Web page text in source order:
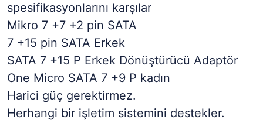
spesifikasyonlarını karşılar
Mikro 7 +7 +2 pin SATA
7 +15 pin SATA Erkek
SATA 7 +15 P Erkek Dönüştürücü Adaptör
One Micro SATA 7 +9 P kadın
Harici güç gerektirmez.
Herhangi bir işletim sistemini destekler.